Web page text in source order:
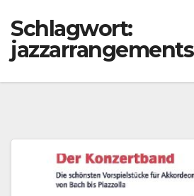
Schlagwort:
jazzarrangements